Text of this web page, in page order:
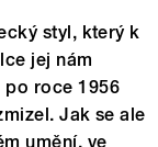
styl, který k
jej nám
po roce 1956
Jak se ale
umění, ve